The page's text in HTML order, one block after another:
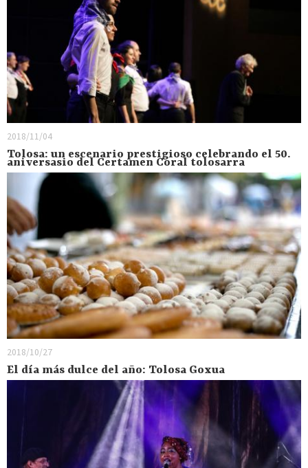
2018/11/04
Tolosa: un escenario prestigioso celebrando el 50.
aniversasio del Certamen Coral tolosarra
2018/10/27
El día más dulce del año: Tolosa Goxua